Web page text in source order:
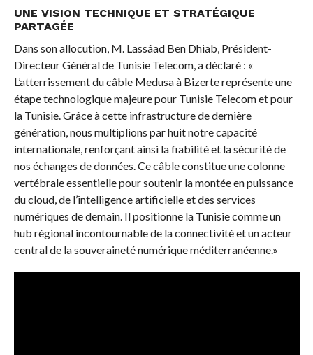
UNE VISION TECHNIQUE ET STRATÉGIQUE
PARTAGÉE
Dans son allocution, M. Lassâad Ben Dhiab, Président-
Directeur Général de Tunisie Telecom, a déclaré : «
L’atterrissement du câble Medusa à Bizerte représente une
étape technologique majeure pour Tunisie Telecom et pour
la Tunisie. Grâce à cette infrastructure de dernière
génération, nous multiplions par huit notre capacité
internationale, renforçant ainsi la fiabilité et la sécurité de
nos échanges de données. Ce câble constitue une colonne
vertébrale essentielle pour soutenir la montée en puissance
du cloud, de l’intelligence artificielle et des services
numériques de demain. Il positionne la Tunisie comme un
hub régional incontournable de la connectivité et un acteur
central de la souveraineté numérique méditerranéenne.»